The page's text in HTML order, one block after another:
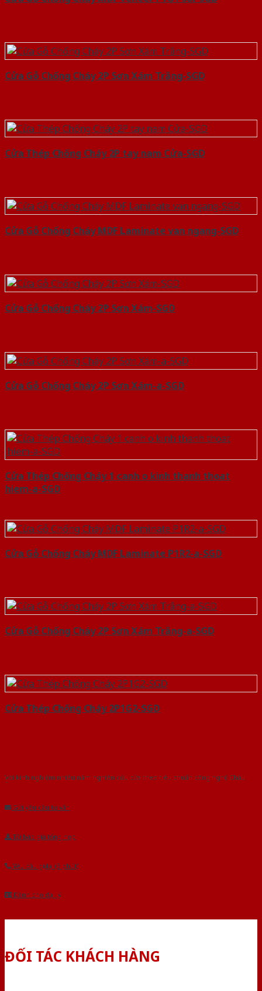
Cửa Gỗ Chống Cháy 2P Sơn Xám Trắng-SGD
Cửa Thép Chống Cháy 2P tay nam Cửa-SGD
Cửa Gỗ Chống Cháy MDF Laminate van ngang-SGD
Cửa Gỗ Chống Cháy 2P Sơn Xám-SGD
Cửa Gỗ Chống Cháy 2P Sơn Xám-a-SGD
Cửa Thép Chống Cháy 1 canh o kinh thanh thoat
hiem-a-SGD
Cửa Gỗ Chống Cháy MDF Laminate P1R2-a-SGD
Cửa Gỗ Chống Cháy 2P Sơn Xám Trắng-a-SGD
Cửa Thép Chống Cháy 2P1G2-SGD
Với kinh nghiệm nhiêu năm nghiên cứu cửa theo tiêu chuẩn công nghệ Châu
Gửi yêu cầu tư vấn
Tải báo giá tổng hợp
Yêu cầu gọi lại (3 phút)
Dành cho đại lý
ĐỐI TÁC KHÁCH HÀNG